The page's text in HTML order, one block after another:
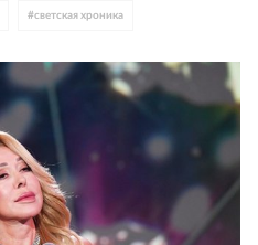
#светская хроника